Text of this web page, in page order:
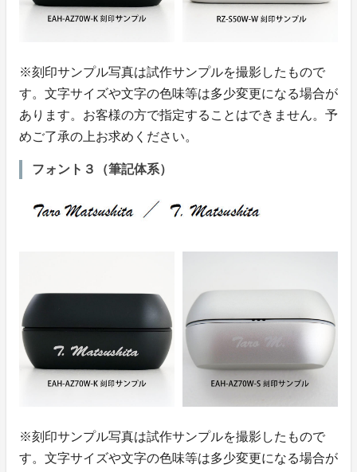
※刻印サンプル写真は試作サンプルを撮影したもので
す。文字サイズや文字の色味等は多少変更になる場合が
あります。お客様の方で指定することはできません。予
めご了承の上お求めください。
フォント３（筆記体系）
※刻印サンプル写真は試作サンプルを撮影したもので
す。文字サイズや文字の色味等は多少変更になる場合が